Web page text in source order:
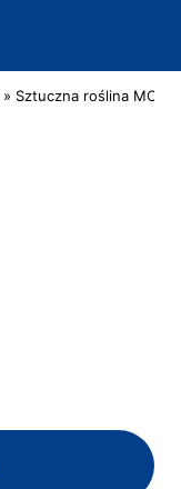
» Sztuczna roślina